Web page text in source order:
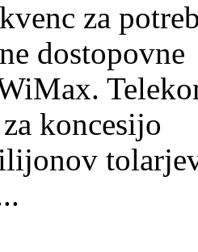
za
dostopovne
koncesijo